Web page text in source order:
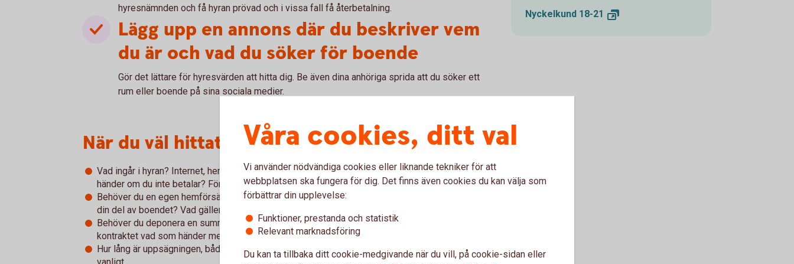
hyresnämnden och få hyran prövad och i vissa fall få återbetalning.
Lägg upp en annons där du beskriver vem
du är och vad du söker för boende
Gör det lättare för hyresvärden att hitta dig. Be även dina anhöriga sprida att du söker ett
rum eller boende på sina sociala medier.
När du väl hittat ditt boende - skriv kontrakt
Vad ingår i hyran? Internet, hemförsäkring, delat kök? När ska hyran vara betald? Vad
händer om du inte betalar? Förväntas något annat av dig? Skottning, gräsklippning?
Behöver du en egen hemförsäkring? Vem bär ansvar om det uppstår en vattenläcka i
din del av boendet? Vad gäller vid stöld, förstörelse, brand?
Behöver du deponera en summa? Att betala hyra i förskott är inget konstigt. Gör upp i
kontraktet vad som händer med förskottet vid uppsägning.
Hur lång är uppsägningen, både från hyresvärdens sida och din? En till två månader är
Nyckelkund 18-21
Våra cookies, ditt val
Vi använder nödvändiga cookies eller liknande tekniker för att
webbplatsen ska fungera för dig. Det finns även cookies du kan välja som
förbättrar din upplevelse:
Funktioner, prestanda och statistik
Relevant marknadsföring
Du kan ta tillbaka ditt cookie-medgivande när du vill, på cookie-sidan eller